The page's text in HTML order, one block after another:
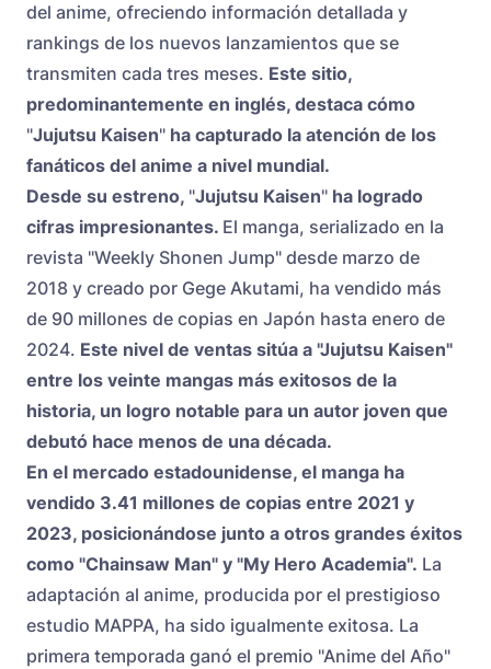
del anime, ofreciendo información detallada y
rankings de los nuevos lanzamientos que se
transmiten cada tres meses. Este sitio,
predominantemente en inglés, destaca cómo
"Jujutsu Kaisen" ha capturado la atención de los
fanáticos del anime a nivel mundial.
Desde su estreno, "Jujutsu Kaisen" ha logrado
cifras impresionantes. El manga, serializado en la
revista "Weekly Shonen Jump" desde marzo de
2018 y creado por Gege Akutami, ha vendido más
de 90 millones de copias en Japón hasta enero de
2024. Este nivel de ventas sitúa a "Jujutsu Kaisen"
entre los veinte mangas más exitosos de la
historia, un logro notable para un autor joven que
debutó hace menos de una década.
En el mercado estadounidense, el manga ha
vendido 3.41 millones de copias entre 2021 y
2023, posicionándose junto a otros grandes éxitos
como "Chainsaw Man" y "My Hero Academia". La
adaptación al anime, producida por el prestigioso
estudio MAPPA, ha sido igualmente exitosa. La
primera temporada ganó el premio "Anime del Año"